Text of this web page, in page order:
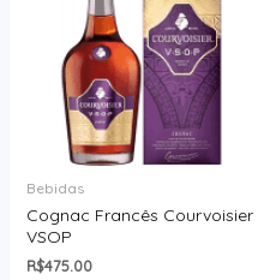
Bebidas
Cognac Francês Courvoisier
VSOP
R$475.00